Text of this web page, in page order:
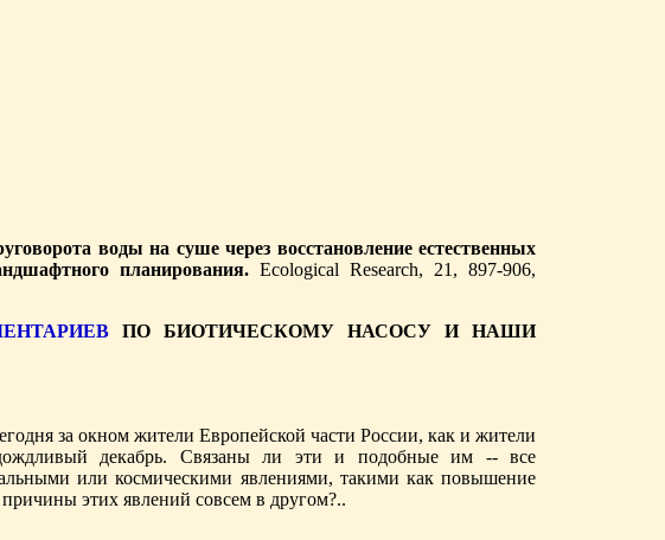
воды на суше через восстановление естественных
планирования. Ecological Research, 21, 897-906,
ПО БИОТИЧЕСКОМУ НАСОСУ И НАШИ
за окном жители Европейской части России, как и жители
декабрь. Связаны ли эти и подобные им -- все
или космическими явлениями, такими как повышение
этих явлений совсем в другом?..